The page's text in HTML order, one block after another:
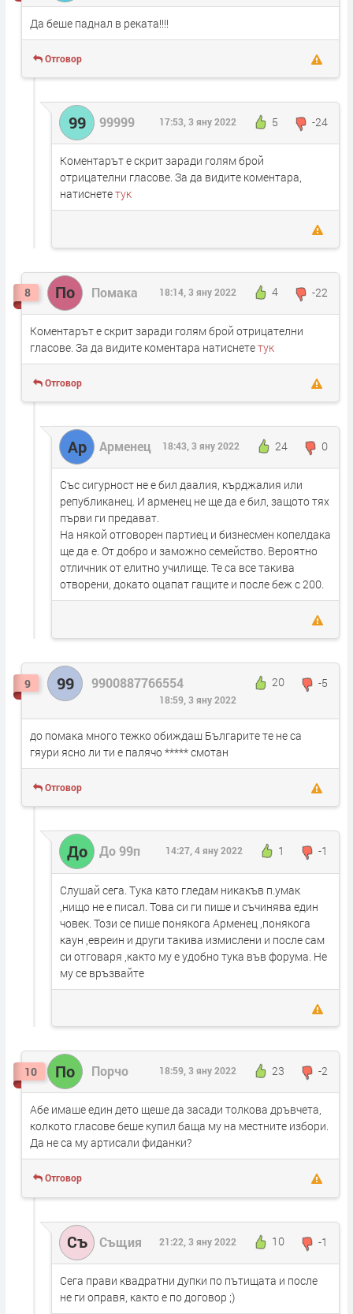
Да беше паднал в реката!!!!
Отговор
99 99999 5 -24
17:53, 3 яну 2022
Коментарът е скрит заради голям брой
отрицателни гласове. За да видите коментара,
натиснететук
8 По Помака 4 -22
18:14, 3 яну 2022
Коментарът е скрит заради голям брой отрицателни
гласове. За да видите коментара натиснететук
Отговор
Ар Арменец 24 0
18:43, 3 яну 2022
Със сигурност не е бил даалия, кърджалия или
републиканец. И арменец не ще да е бил, защото тях
първи ги предават.
На някой отговорен партиец и бизнесмен копелдака
ще да е. От добро и заможно семейство. Вероятно
отличник от елитно училище. Те са все такива
отворени, докато оцапат гащите и после беж с 200.
9 99 9900887766554 20 -5
18:59, 3 яну 2022
до помака много тежко обиждаш Българите те не са
гяури ясно ли ти е палячо ***** смотан
Отговор
До До 99п 1 -1
14:27, 4 яну 2022
Слушай сега. Тука като гледам никакъв п.умак
,нищо не е писал. Това си ги пише и съчинява един
човек. Този се пише понякога Арменец ,понякога
каун ,евреин и други такива измислени и после сам
си отговаря ,както му е удобно тука във форума. Не
му се връзвайте
10 По Порчо 23 -2
18:59, 3 яну 2022
Абе имаше един дето щеше да засади толкова дръвчета,
колкото гласове беше купил баща му на местните избори.
Да не са му артисали фиданки?
Отговор
Съ Същия 10 -1
21:22, 3 яну 2022
Сега прави квадратни дупки по пътищата и после
не ги оправя, както е по договор ;)